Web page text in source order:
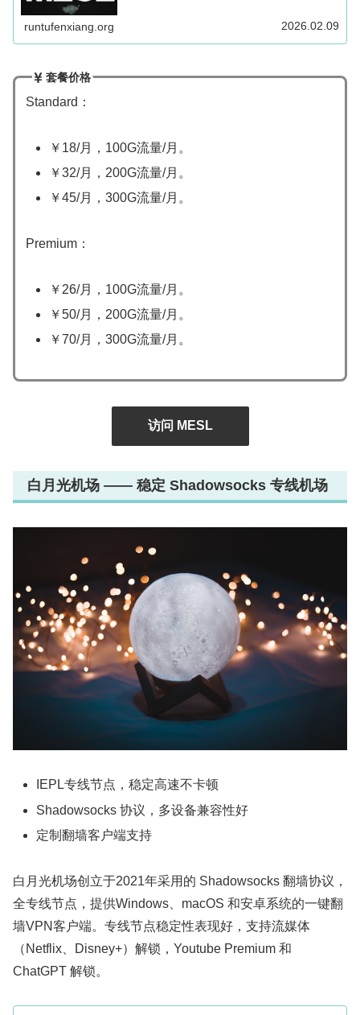
runtufenxiang.org 2026.02.09
套餐价格
Standard：
￥18/月，100G流量/月。
￥32/月，200G流量/月。
￥45/月，300G流量/月。
Premium：
￥26/月，100G流量/月。
￥50/月，200G流量/月。
￥70/月，300G流量/月。
访问 MESL
白月光机场 —— 稳定 Shadowsocks 专线机场
IEPL专线节点，稳定高速不卡顿
Shadowsocks 协议，多设备兼容性好
定制翻墙客户端支持
白月光机场创立于2021年采用的 Shadowsocks 翻墙协议，
全专线节点，提供Windows、macOS 和安卓系统的一键翻
墙VPN客户端。专线节点稳定性表现好，支持流媒体
（Netflix、Disney+）解锁，Youtube Premium 和
ChatGPT 解锁。